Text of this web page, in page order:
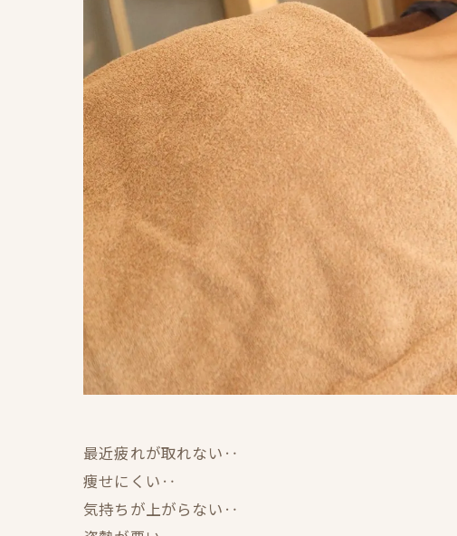
最近疲れが取れない‥
痩せにくい‥
気持ちが上がらない‥